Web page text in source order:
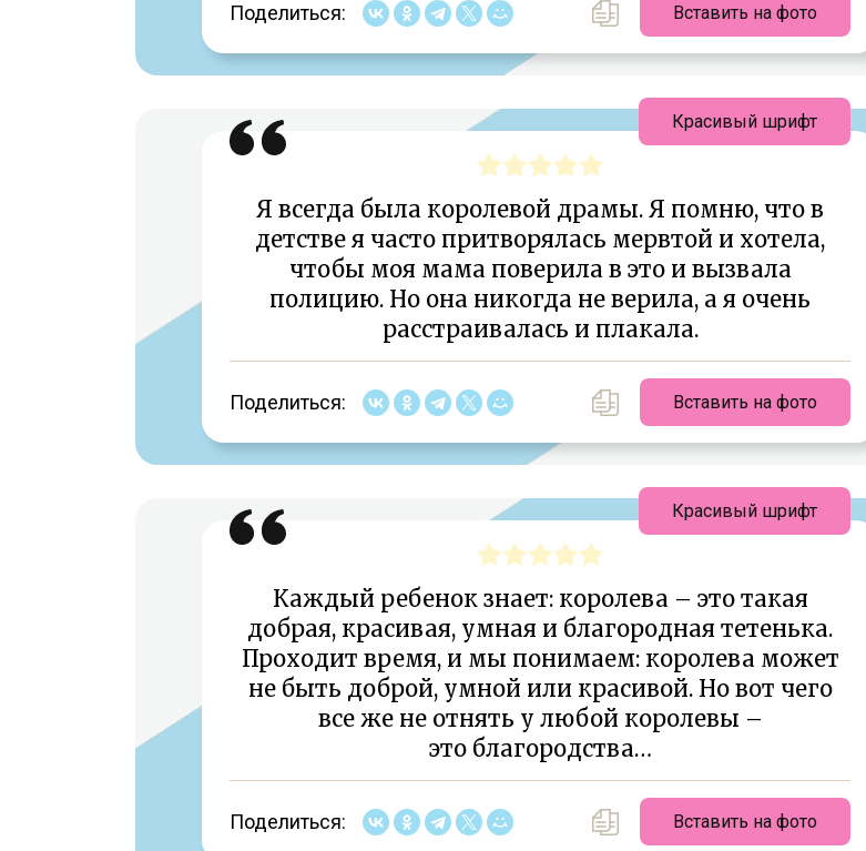
Поделиться: Вставить на фото
Я всегда была королевой драмы. Я помню, что в
детстве я часто притворялась мервтой и хотела,
чтобы моя мама поверила в это и вызвала
полицию. Но она никогда не верила, а я очень
расстраивалась и плакала.
Поделиться: Вставить на фото
Красивый шрифт
Каждый ребенок знает: королева – это такая
добрая, красивая, умная и благородная тетенька.
Проходит время, и мы понимаем: королева может
не быть доброй, умной или красивой. Но вот чего
все же не отнять у любой королевы –
это благородства…
Поделиться: Вставить на фото
Красивый шрифт